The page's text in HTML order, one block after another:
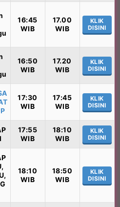
16:45
WIB
17.00
WIB
KLIK
DISINI
16:50
WIB
17.20
WIB
KLIK
DISINI
17:30
WIB
17:45
WIB
KLIK
DISINI
17:55
WIB
18:10
WIB
KLIK
DISINI
18:10
WIB
18:50
WIB
KLIK
DISINI